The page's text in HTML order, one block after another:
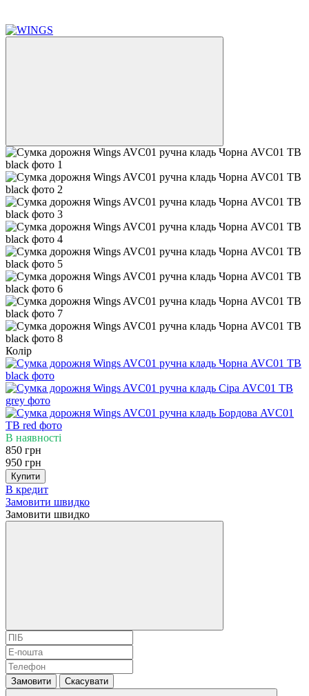
Колір
В наявності
850 грн
950 грн
Купити
В кредит
Замовити швидко
Замовити швидко
Замовити Скасувати